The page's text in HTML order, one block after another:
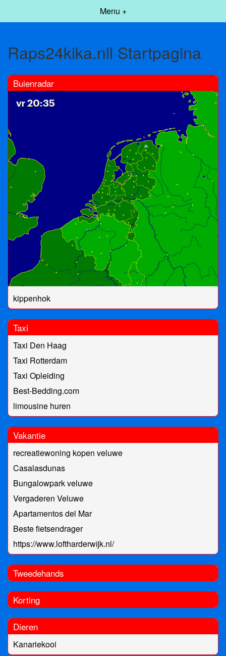
Menu +
Raps24kika.nll Startpagina
Buienradar
kippenhok
Taxi
Taxi Den Haag
Taxi Rotterdam
Taxi Opleiding
Best-Bedding.com
limousine huren
Vakantie
recreatiewoning kopen veluwe
Casalasdunas
Bungalowpark veluwe
Vergaderen Veluwe
Apartamentos del Mar
Beste fietsendrager
https://www.loftharderwijk.nl/
Tweedehands
Korting
Dieren
Kanariekooi